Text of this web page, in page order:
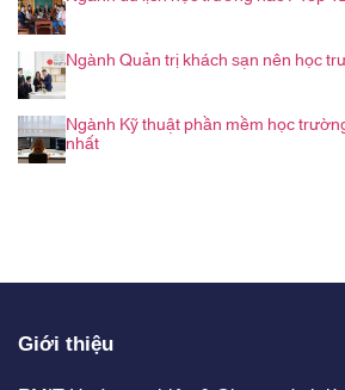
Ngành Quản trị khách sạn nên học
Ngành Kỹ thuật phần mềm học
nhất
Giới thiệu